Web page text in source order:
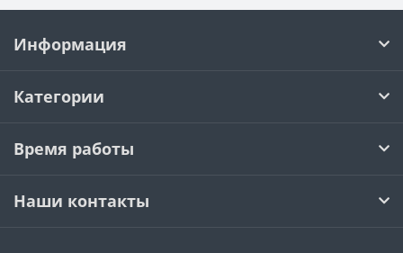
Информация
Категории
Время работы
Наши контакты